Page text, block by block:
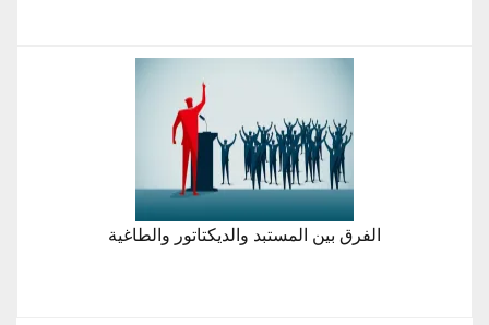
الفرق بين المستبد والديكتاتور والطاغية